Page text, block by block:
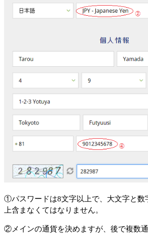
①パスワードは8文字以上で、大文字と数
上含まなくてはなりません。
② メインの通貨を決めますが、後で複数